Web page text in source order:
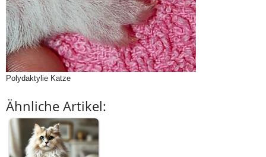
Polydaktylie Katze
Ähnliche Artikel: